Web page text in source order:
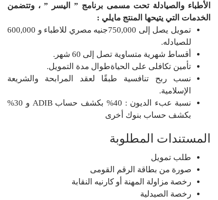
الأطباء والصيادلة تحت مسمى برنامج ” اليسر ” ، وتتضمن
الخدمات التي يتيحها المنتج مايلي :
تمويل يصل إلى 750,000جنيه مصري للاطباء و 600,000
للصيادله.
أقساط شهرية متساوية تصل إلى 60 شهر.
تأمين تكافلى على الحياةطوال مدة التمويل.
نسب ربح تنافسية طبقًا لعقد المرابحة والشريعة
الإسلامية.
نسبة عبء الديون : 40% بكشف حساب ADIB و 30%
بكشف حساب بنوك أخرى
المستندات المطلوبة
طلب تمويل
صورة من بطاقة الرقم القومى
رخصة مزاولة المهنة أو كارنيه النقابة
رخصة الصيدلية